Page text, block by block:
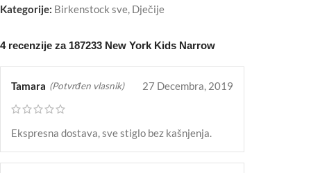
Kategorije: Birkenstock sve, Dječije
4 recenzije za 187233 New York Kids Narrow
Tamara (Potvrđen vlasnik) 27 Decembra, 2019
Ekspresna dostava, sve stiglo bez kašnjenja.